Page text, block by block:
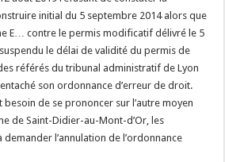
initial du 5 septembre 2014 alors que
E… contre le permis modificatif délivré le 5
le délai de validité du permis de
référés du tribunal administratif de Lyon
son ordonnance d’erreur de droit.
besoin de se prononcer sur l’autre moyen
de Saint-Didier-au-Mont-d’Or, les
l’annulation de l’ordonnance